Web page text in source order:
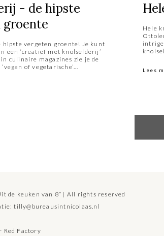
- de hipste
groente
hipste vergeten groente! Je kunt
een ‘creatief met knolselderij’
culinaire magazines zie je de
of vegetarische’
Hele
laat
Lees
de keuken van 8” | All rights reserved
tilly@bureausintnicolaas.nl
Red Factory